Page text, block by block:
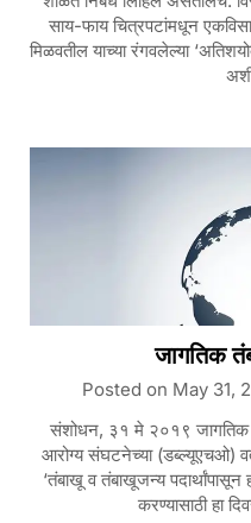
साय-फाय चित्रपटांमधून
मिळवतील याच्या रंगवलेल्या
जागतिक
Posted on May 31,
संशोधन, ३१ मे २०१९ जागतिक
आरोग्य संघटनेच्या (डब्ल्यूएचओ)
‘तंबाखू व तंबाखूजन्य पदार्थांपासून
करण्यासाठी हा